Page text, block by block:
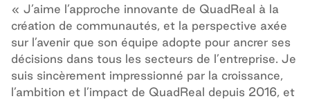
« J’aime l’approche innovante de QuadReal à la
création de communautés, et la perspective axée
sur l’avenir que son équipe adopte pour ancrer ses
décisions dans tous les secteurs de l’entreprise. Je
suis sincèrement impressionné par la croissance,
l’ambition et l’impact de QuadReal depuis 2016, et